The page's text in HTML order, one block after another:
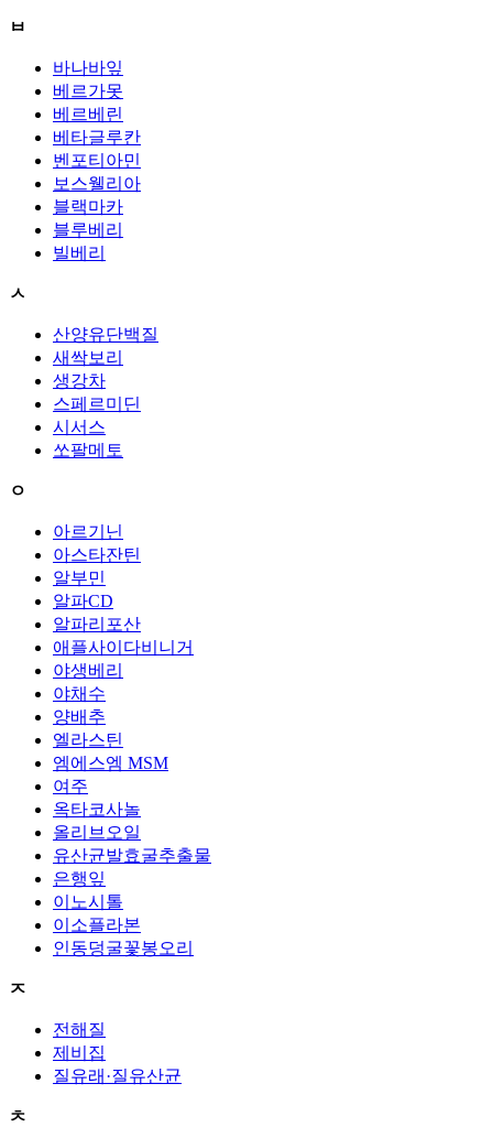
ㅂ
바나바잎
베르가못
베르베린
베타글루칸
벤포티아민
보스웰리아
블랙마카
블루베리
빌베리
ㅅ
산양유단백질
새싹보리
생강차
스페르미딘
시서스
쏘팔메토
ㅇ
아르기닌
아스타잔틴
알부민
알파CD
알파리포산
애플사이다비니거
야생베리
야채수
양배추
엘라스틴
엠에스엠 MSM
여주
옥타코사놀
올리브오일
유산균발효굴추출물
은행잎
이노시톨
이소플라본
인동덩굴꽃봉오리
ㅈ
전해질
제비집
질유래·질유산균
ㅊ